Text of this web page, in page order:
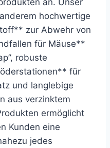
hochwertige
zur Abwehr von
für Mäuse**
robuste
für
und langlebige
aus verzinktem
ermöglicht
Kunden eine
jedes